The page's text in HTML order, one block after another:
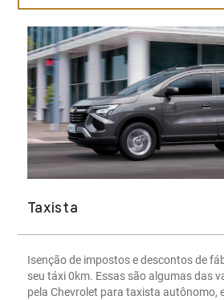
Taxista
Isenção de impostos e descontos de
seu táxi 0km. Essas são algumas das
pela Chevrolet para taxista autônomo,